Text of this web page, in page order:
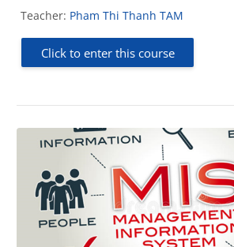
Teacher: Pham Thi Thanh TAM
Click to enter this course